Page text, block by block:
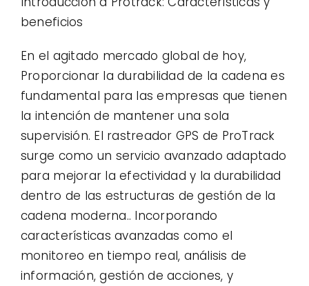
beneficios
En el agitado mercado global de hoy,
Proporcionar la durabilidad de la cadena es
fundamental para las empresas que tienen
la intención de mantener una sola
supervisión. El rastreador GPS de ProTrack
surge como un servicio avanzado adaptado
para mejorar la efectividad y la durabilidad
dentro de las estructuras de gestión de la
cadena moderna.. Incorporando
características avanzadas como el
monitoreo en tiempo real, análisis de
información, gestión de acciones, y